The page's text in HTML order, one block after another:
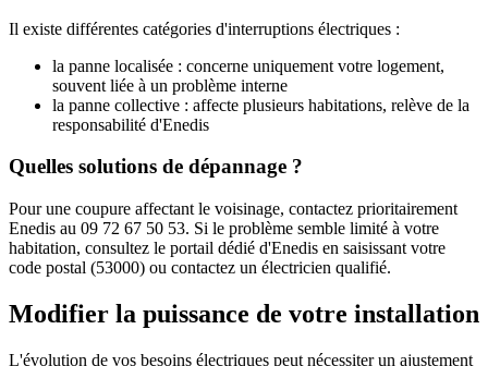
Il existe différentes catégories d'interruptions électriques :
la panne localisée : concerne uniquement votre logement,
souvent liée à un problème interne
la panne collective : affecte plusieurs habitations, relève de la
responsabilité d'Enedis
Quelles solutions de dépannage ?
Pour une coupure affectant le voisinage, contactez prioritairement
Enedis au 09 72 67 50 53. Si le problème semble limité à votre
habitation, consultez le portail dédié d'Enedis en saisissant votre
code postal (53000) ou contactez un électricien qualifié.
Modifier la puissance de votre installation
L'évolution de vos besoins électriques peut nécessiter un ajustement